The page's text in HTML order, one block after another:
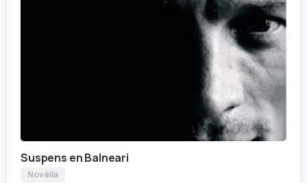
Suspens en Balneari
Novèlla